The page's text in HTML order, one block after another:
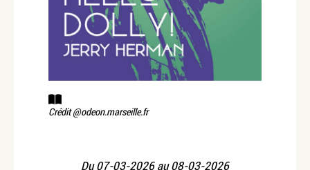
Crédit @odeon.marseille.fr
Du07-03-2026au08-03-2026